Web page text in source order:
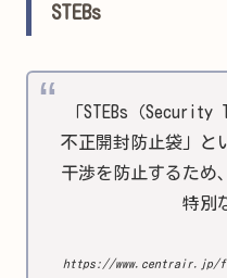
STEBs
「STEBs（Security
不正開封防止袋」と
干渉を防止するため
特別
https://www.centrair.jp/